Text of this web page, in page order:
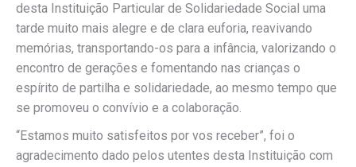
desta Instituição Particular de Solidariedade Social uma
tarde muito mais alegre e de clara euforia, reavivando
memórias, transportando-os para a infância, valorizando o
encontro de gerações e fomentando nas crianças o
espírito de partilha e solidariedade, ao mesmo tempo que
se promoveu o convívio e a colaboração.
“Estamos muito satisfeitos por vos receber”, foi o
agradecimento dado pelos utentes desta Instituição com